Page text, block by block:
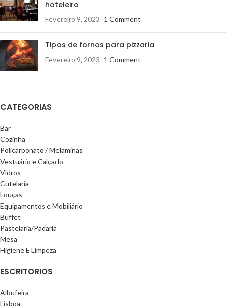
hoteleiro
Fevereiro 9, 2023 1 Comment
Tipos de fornos para pizzaria
Fevereiro 9, 2023 1 Comment
CATEGORIAS
Bar
Cozinha
Policarbonato / Melaminas
Vestuário e Calçado
Vidros
Cutelaria
Louças
Equipamentos e Mobiliário
Buffet
Pastelaria/Padaria
Mesa
Higiene E Limpeza
ESCRITORIOS
Albufeira
Lisboa